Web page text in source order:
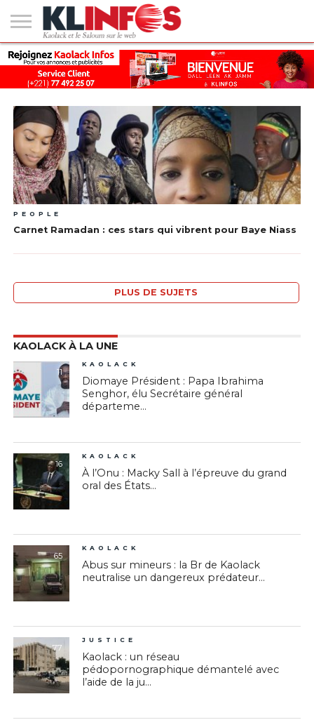
#2
(PAS
DE
TITRE)
KAOLACK
POLITIQUE
ECONOMIE
SOCIÉTÉ
CULTURE
PEOPLE
SPORT
SANTÉ
AFRIQUE
INTERNATIONAL
EMPLOI &
FORMATION
PEOPLE
Carnet Ramadan : ces stars qui vibrent pour Baye Niass
PLUS DE SUJETS
KAOLACK À LA UNE
11
KAOLACK
Diomaye Président : Papa Ibrahima
Senghor, élu Secrétaire général
départeme...
16
KAOLACK
À l’Onu : Macky Sall à l’épreuve du grand
oral des États...
65
KAOLACK
Abus sur mineurs : la Br de Kaolack
neutralise un dangereux prédateur...
77
JUSTICE
Kaolack : un réseau
pédopornographique démantelé avec
l’aide de la ju...